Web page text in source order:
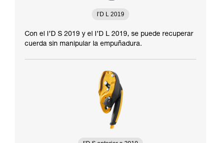
I’D L 2019
Con el I’D S 2019 y el I’D L 2019, se puede recuperar
cuerda sin manipular la empuñadura.